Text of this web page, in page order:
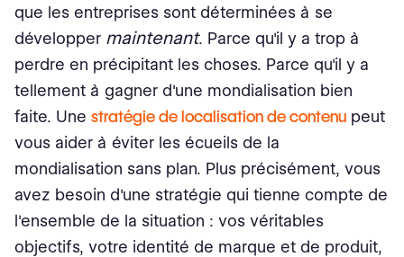
que les entreprises sont déterminées à se
développer maintenant. Parce qu'il y a trop à
perdre en précipitant les choses. Parce qu'il y a
tellement à gagner d'une mondialisation bien
faite. Une stratégie de localisation de contenu peut
vous aider à éviter les écueils de la
mondialisation sans plan. Plus précisément, vous
avez besoin d'une stratégie qui tienne compte de
l'ensemble de la situation : vos véritables
objectifs, votre identité de marque et de produit,